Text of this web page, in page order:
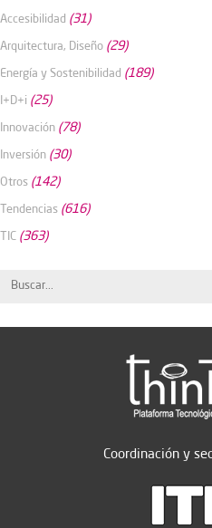
Accesibilidad (31)
Arquitectura, Diseño (29)
Energía y Sostenibilidad (189)
I+D+i (25)
Innovación (78)
Inversión (30)
Otros (142)
Tendencias (616)
TIC (363)
Coordinación y